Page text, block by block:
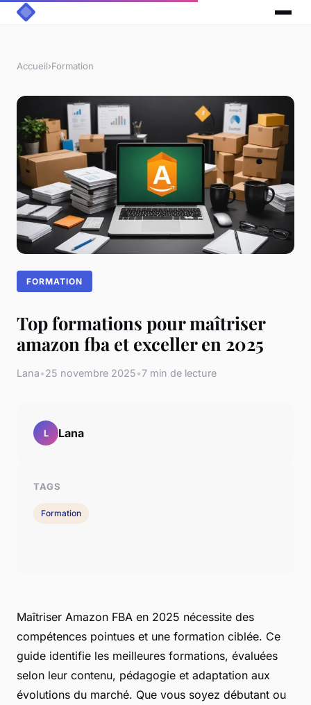
Accueil›Formation
FORMATION
Top formations pour maîtriser
amazon fba et exceller en 2025
Lana•25 novembre 2025•7 min de lecture
Maîtriser Amazon FBA en 2025 nécessite des
compétences pointues et une formation ciblée. Ce
guide identifie les meilleures formations, évaluées
selon leur contenu, pédagogie et adaptation aux
évolutions du marché. Que vous soyez débutant ou
L Lana
TAGS
Formation